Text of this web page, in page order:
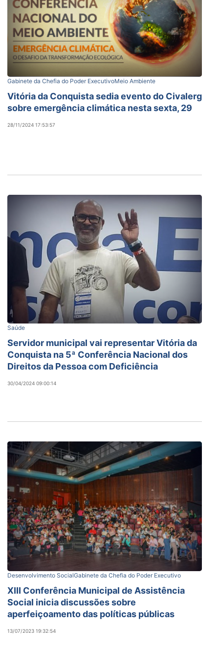
Gabinete da Chefia do Poder ExecutivoMeio Ambiente
Vitória da Conquista sedia evento do Civalerg
sobre emergência climática nesta sexta, 29
28/11/2024 17:53:57
Saúde
Servidor municipal vai representar Vitória da
Conquista na 5ª Conferência Nacional dos
Direitos da Pessoa com Deficiência
30/04/2024 09:00:14
Desenvolvimento SocialGabinete da Chefia do Poder Executivo
XIII Conferência Municipal de Assistência
Social inicia discussões sobre
aperfeiçoamento das políticas públicas
13/07/2023 19:32:54